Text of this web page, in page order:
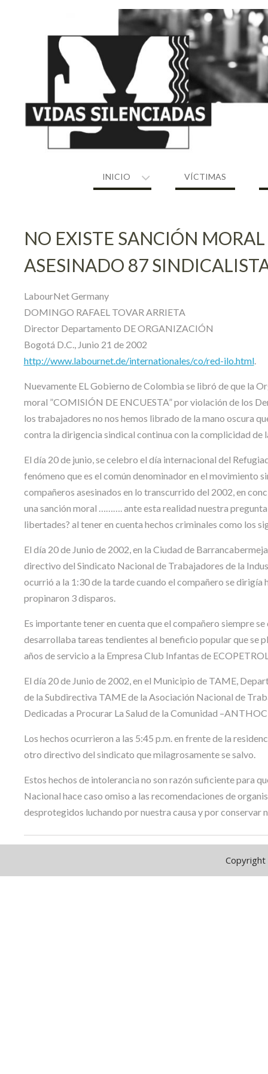
INICIO VÍCTIMAS
NO EXISTE SANCIÓN
ASESINADO 87
LabourNet Germany
DOMINGO RAFAEL TOVAR ARRIETA
Director Departamento DE ORGANIZACIÓN
Bogotá D.C., Junio 21 de 2002
http://www.labournet.de/internationales/co/red-ilo.html.
Nuevamente EL Gobierno de Colombia se libró de que la
moral ”COMISIÓN DE ENCUESTA” por violación de los
los trabajadores no nos hemos librado de la mano oscura
contra la dirigencia sindical continua con la complicidad de
El día 20 de junio, se celebro el día internacional del
fenómeno que es el común denominador en el movimiento
compañeros asesinados en lo transcurrido del 2002, en
una sanción moral ………. ante esta realidad nuestra
libertades? al tener en cuenta hechos criminales como los
El día 20 de Junio de 2002, en la Ciudad de
directivo del Sindicato Nacional de Trabajadores de la
ocurrió a la 1:30 de la tarde cuando el compañero se
propinaron 3 disparos.
Es importante tener en cuenta que el compañero siempre
desarrollaba tareas tendientes al beneficio popular que se
años de servicio a la Empresa Club Infantas de
El día 20 de Junio de 2002, en el Municipio de TAME,
de la Subdirectiva TAME de la Asociación Nacional de
Dedicadas a Procurar La Salud de la Comunidad
Los hechos ocurrieron a las 5:45 p.m. en frente de la
otro directivo del sindicato que milagrosamente se salvo.
Estos hechos de intolerancia no son razón suficiente para
Nacional hace caso omiso a las recomendaciones de
desprotegidos luchando por nuestra causa y por conservar
Copyright